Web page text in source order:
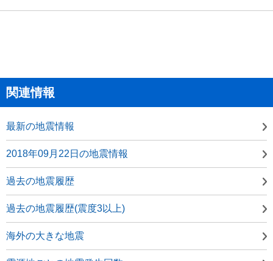
関連情報
最新の地震情報
2018年09月22日の地震情報
過去の地震履歴
過去の地震履歴(震度3以上)
海外の大きな地震